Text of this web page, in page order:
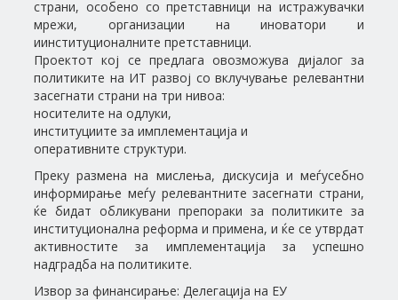
страни, особено со претставници на истражувачки
мрежи, организации на иноватори и
иинституционалните претставници.
Проектот кој се предлага овозможува дијалог за
политиките на ИТ развој со вклучување релевантни
засегнати страни на три нивоа:
носителите на одлуки,
институциите за имплементација и
оперативните структури.
Преку размена на мислења, дискусија и меѓусебно
информирање меѓу релевантните засегнати страни,
ќе бидат обликувани препораки за политиките за
институционална реформа и примена, и ќе се утврдат
активностите за имплементација за успешно
надградба на политиките.
Извор за финансирање: Делегација на ЕУ